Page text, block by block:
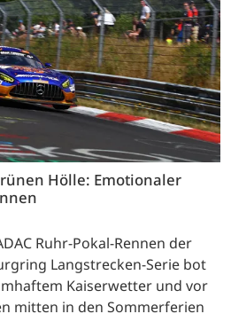
Hölle: Emotionaler
Ruhr-Pokal-Rennen der
Langstrecken-Serie bot
Kaiserwetter und vor
mitten in den Sommerferien